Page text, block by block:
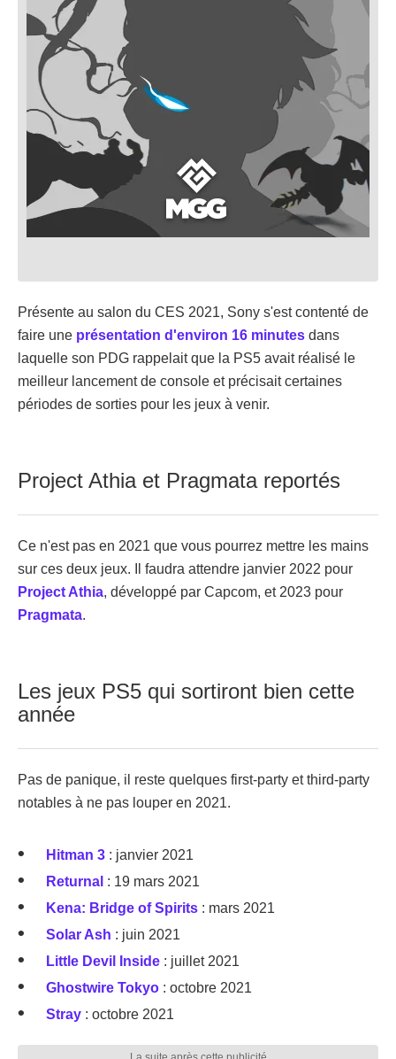
Présente au salon du CES 2021, Sony s'est contenté de
faire une présentation d'environ 16 minutes dans
laquelle son PDG rappelait que la PS5 avait réalisé le
meilleur lancement de console et précisait certaines
périodes de sorties pour les jeux à venir.
Project Athia et Pragmata reportés
Ce n'est pas en 2021 que vous pourrez mettre les mains
sur ces deux jeux. Il faudra attendre janvier 2022 pour
Project Athia, développé par Capcom, et 2023 pour
Pragmata.
Les jeux PS5 qui sortiront bien cette
année
Pas de panique, il reste quelques first-party et third-party
notables à ne pas louper en 2021.
Hitman 3 : janvier 2021
Returnal : 19 mars 2021
Kena: Bridge of Spirits : mars 2021
Solar Ash : juin 2021
Little Devil Inside : juillet 2021
Ghostwire Tokyo : octobre 2021
Stray : octobre 2021